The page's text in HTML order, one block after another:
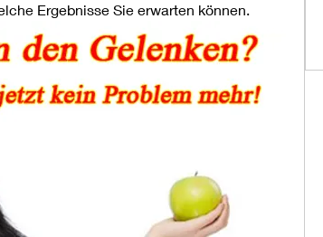
Ergebnisse Sie erwarten können.